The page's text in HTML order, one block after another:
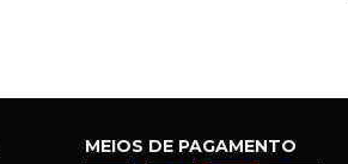
MEIOS DE PAGAMENTO